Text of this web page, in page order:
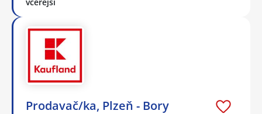
Prodavač/ka, Plzeň - Bory